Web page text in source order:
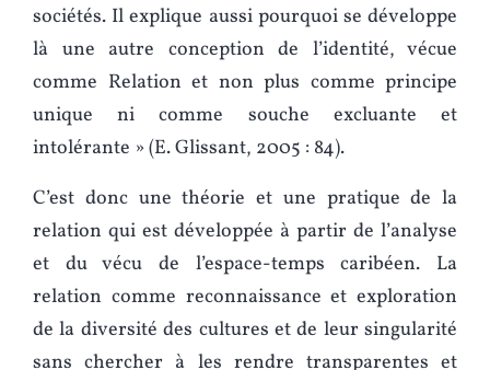
sociétés. Il explique aussi pourquoi se développe
là une autre conception de l’identité, vécue
comme Relation et non plus comme principe
unique ni comme souche excluante et
intolérante » (E. Glissant, 2005 : 84).
C’est donc une théorie et une pratique de la
relation qui est développée à partir de l’analyse
et du vécu de l’espace-temps caribéen. La
relation comme reconnaissance et exploration
de la diversité des cultures et de leur singularité
sans chercher à les rendre transparentes et